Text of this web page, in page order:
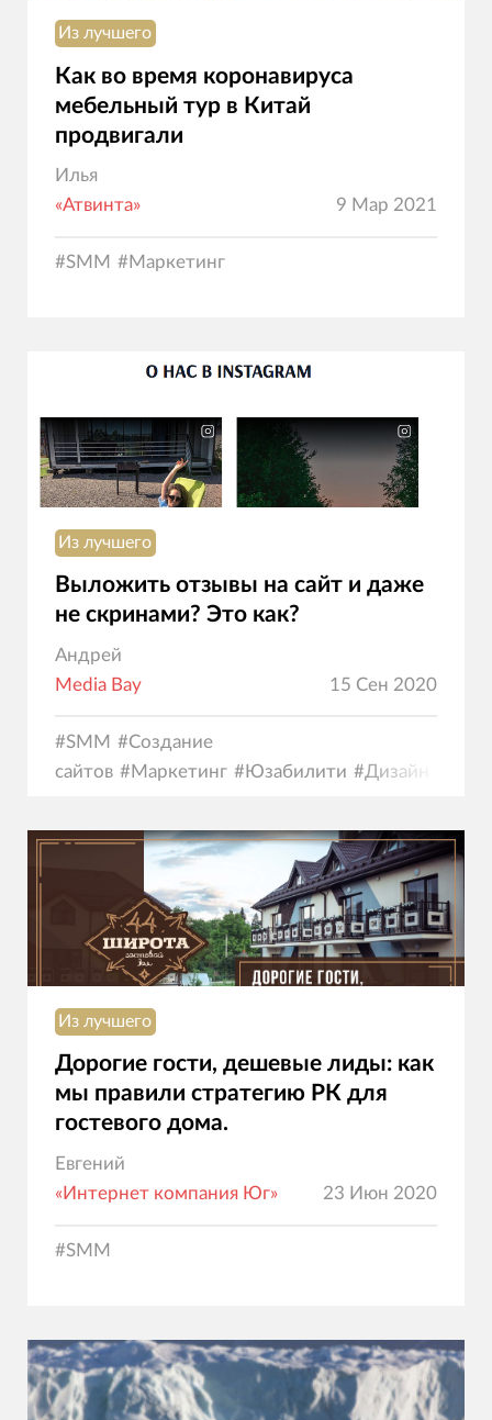
Из лучшего
Как во время коронавируса
мебельный тур в Китай
продвигали
Илья
«Атвинта»
9 Мар 2021
#SMM #Маркетинг
Из лучшего
Выложить отзывы на сайт и даже
не скринами? Это как?
Андрей
Media Bay
15 Сен 2020
#SMM #Создание
сайтов #Маркетинг #Юзабилити #Дизайн
Из лучшего
Дорогие гости, дешевые лиды: как
мы правили стратегию РК для
гостевого дома.
Евгений
«Интернет компания Юг»
23 Июн 2020
#SMM